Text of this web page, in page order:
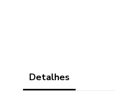
Detalhes